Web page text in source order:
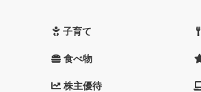
子育て
食べ物
株主優待